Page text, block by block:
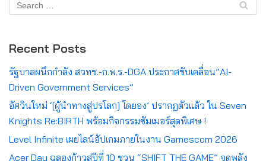
Recent Posts
รัฐบาลผนึกกำลัง สวทช.-ก.พ.ร.-DGA ประกาศขับเคลื่อน”AI-
Driven Government Services”
อัศวินใหม่ ‘[ผู้นำทางสู่ปรโลก] โดยอง’ ปรากฏตัวแล้ว ใน Seven
Knights Re:BIRTH พร้อมกิจกรรมซัมเมอร์สุดพิเศษ !
Level Infinite เผยไลน์อัปเกมภายในงาน Gamescom 2026
Acer Day ฉลองก้าวสู่ปีที่ 10 ชวน “SHIFT THE GAME” จุดพลัง